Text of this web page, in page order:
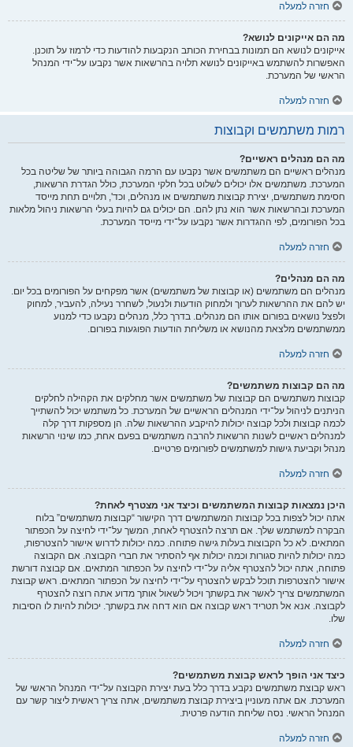
חזרה למעלה
מה הם אייקונים לנושא?
אייקונים לנושא הם תמונות בבחירת הכותב הנקבעות להודעות כדי לרמוז על תוכנן.
האפשרות להשתמש באייקונים לנושא תלויה בהרשאות אשר נקבעו על־ידי המנהל
הראשי של המערכת.
חזרה למעלה
רמות משתמשים וקבוצות
מה הם מנהלים ראשיים?
מנהלים ראשיים הם משתמשים אשר נקבעו עם הרמה הגבוהה ביותר של שליטה בכל
המערכת. משתמשים אלו יכולים לשלוט בכל חלקי המערכת, כולל הגדרת הרשאות,
חסימת משתמשים, יצירת קבוצות משתמשים או מנהלים, וכד', תלויים תחת מייסד
המערכת ובהרשאות אשר הוא נתן להם. הם יכולים גם להיות בעלי הרשאות ניהול מלאות
בכל הפורומים, לפי ההגדרות אשר נקבעו על־ידי מייסד המערכת.
חזרה למעלה
מה הם מנהלים?
מנהלים הם משתמשים (או קבוצות של משתמשים) אשר מפקחים על הפורומים בכל יום.
יש להם את ההרשאות לערוך ולמחוק הודעות ולנעול, לשחרר נעילה, להעביר, למחוק
ולפצל נושאים בפורום אותו הם מנהלים. בדרך כלל, מנהלים נקבעו כדי למנוע
ממשתמשים מלצאת מהנושא או משליחת הודעות הפוגעות בפורום.
חזרה למעלה
מה הם קבוצות משתמשים?
קבוצות משתמשים הם קבוצות של משתמשים אשר מחלקים את הקהילה לחלקים
הניתנים לניהול על־ידי המנהלים הראשיים של המערכת. כל משתמש יכול להשתייך
לכמה קבוצות ולכל קבוצה יכולות להיקבע ההרשאות שלה. הן מספקות דרך קלה
למנהלים ראשיים לשנות הרשאות להרבה משתמשים בפעם אחת, כמו שינוי הרשאות
מנהל וקביעת גישות למשתמשים לפורומים פרטיים.
חזרה למעלה
היכן נמצאות קבוצות המשתמשים וכיצד אני מצטרף לאחת?
אתה יכול לצפות בכל קבוצות המשתמשים דרך הקישור “קבוצות משתמשים” בלוח
הבקרה למשתמש שלך. אם תרצה להצטרף לאחת, המשך על־ידי לחיצה על הכפתור
המתאים. לא כל הקבוצות בעלות גישה פתוחה. כמה יכולות לדרוש אישור להצטרפות,
כמה יכולות להיות סגורות וכמה יכולות אף להסתיר את חברי הקבוצה. אם הקבוצה
פתוחה, אתה יכול להצטרף אליה על־ידי לחיצה על הכפתור המתאים. אם קבוצה דורשת
אישור להצטרפות תוכל לבקש להצטרף על־ידי לחיצה על הכפתור המתאים. ראש קבוצת
המשתמשים צריך לאשר את בקשתך ויכול לשאול אותך מדוע אתה רוצה להצטרף
לקבוצה. אנא אל תטריד ראש קבוצה אם הוא דחה את בקשתך. יכולות להיות לו הסיבות
שלו.
חזרה למעלה
כיצד אני הופך לראש קבוצת משתמשים?
ראש קבוצת משתמשים נקבע בדרך כלל בעת יצירת הקבוצה על־ידי המנהל הראשי של
המערכת. אם אתה מעוניין ביצירת קבוצת משתמשים, אתה צריך ראשית ליצור קשר עם
המנהל הראשי. נסה שליחת הודעה פרטית.
חזרה למעלה